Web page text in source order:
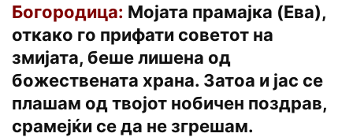
Богородица: Мојата прамајка (Ева),
откако го прифати советот на
змијата, беше лишена од
божествената храна. Затоа и јас се
плашам од твојот нобичен поздрав,
срамејќи се да не згрешам.